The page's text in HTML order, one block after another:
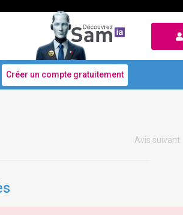
Créer un compte gratuitement
Avis suivant